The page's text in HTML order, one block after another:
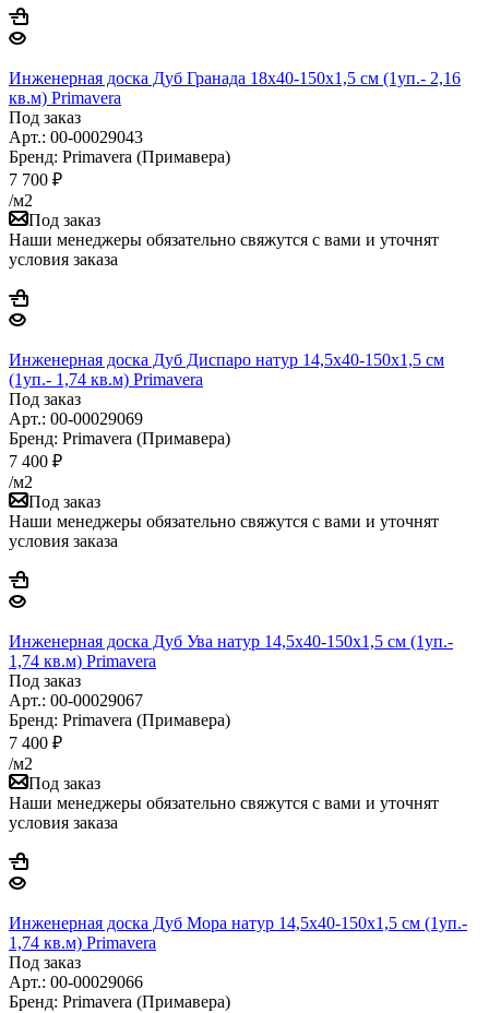
Инженерная доска Дуб Гранада 18х40-150х1,5 см (1уп.- 2,16
кв.м) Primavera
Под заказ
Арт.: 00-00029043
Бренд: Primavera (Примавера)
7 700 ₽
/м2
Под заказ
Наши менеджеры обязательно свяжутся с вами и уточнят
условия заказа
Инженерная доска Дуб Диспаро натур 14,5х40-150х1,5 см
(1уп.- 1,74 кв.м) Primavera
Под заказ
Арт.: 00-00029069
Бренд: Primavera (Примавера)
7 400 ₽
/м2
Под заказ
Наши менеджеры обязательно свяжутся с вами и уточнят
условия заказа
Инженерная доска Дуб Ува натур 14,5х40-150х1,5 см (1уп.-
1,74 кв.м) Primavera
Под заказ
Арт.: 00-00029067
Бренд: Primavera (Примавера)
7 400 ₽
/м2
Под заказ
Наши менеджеры обязательно свяжутся с вами и уточнят
условия заказа
Инженерная доска Дуб Мора натур 14,5х40-150х1,5 см (1уп.-
1,74 кв.м) Primavera
Под заказ
Арт.: 00-00029066
Бренд: Primavera (Примавера)